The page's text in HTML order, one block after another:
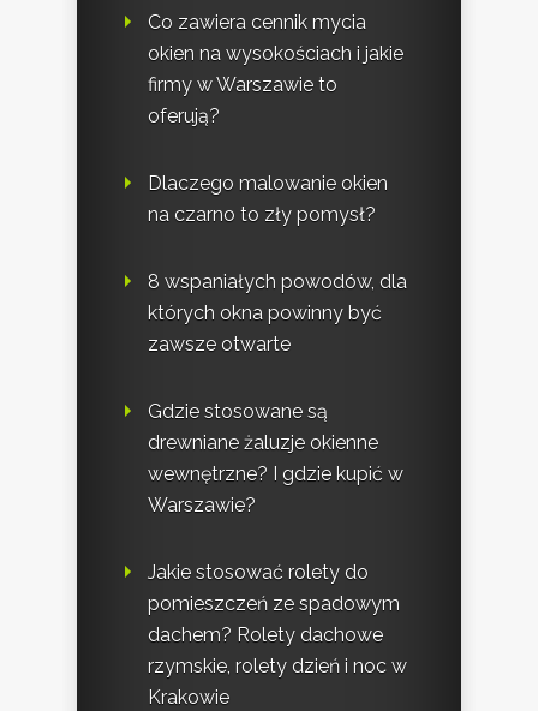
Co zawiera cennik mycia
okien na wysokościach i jakie
firmy w Warszawie to
oferują?
Dlaczego malowanie okien
na czarno to zły pomysł?
8 wspaniałych powodów, dla
których okna powinny być
zawsze otwarte
Gdzie stosowane są
drewniane żaluzje okienne
wewnętrzne? I gdzie kupić w
Warszawie?
Jakie stosować rolety do
pomieszczeń ze spadowym
dachem? Rolety dachowe
rzymskie, rolety dzień i noc w
Krakowie